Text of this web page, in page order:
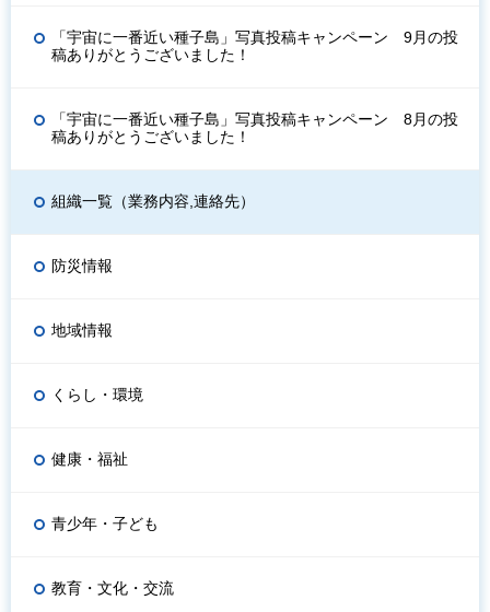
「宇宙に一番近い種子島」写真投稿キャンペーン 9月の投
稿ありがとうございました！
「宇宙に一番近い種子島」写真投稿キャンペーン 8月の投
稿ありがとうございました！
組織一覧（業務内容,連絡先）
防災情報
地域情報
くらし・環境
健康・福祉
青少年・子ども
教育・文化・交流